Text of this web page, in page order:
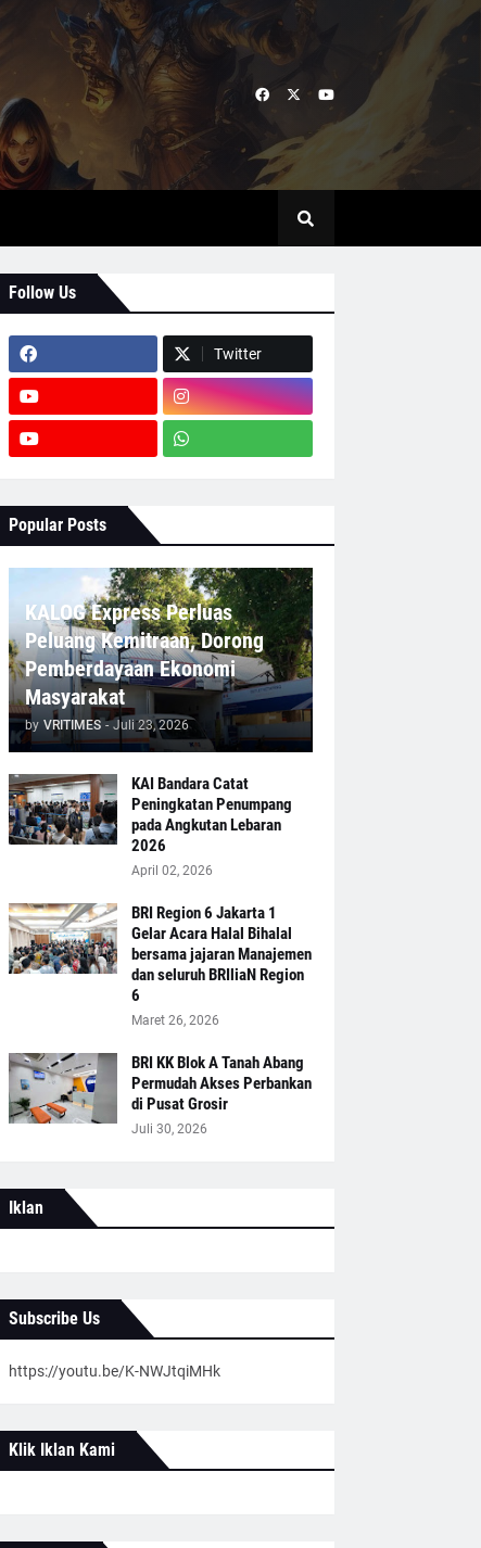
Follow Us
Twitter
Popular Posts
KALOG Express Perluas
Peluang Kemitraan, Dorong
Pemberdayaan Ekonomi
Masyarakat
by VRITIMES - Juli 23, 2026
KAI Bandara Catat
Peningkatan Penumpang
pada Angkutan Lebaran
2026
April 02, 2026
BRI Region 6 Jakarta 1
Gelar Acara Halal Bihalal
bersama jajaran Manajemen
dan seluruh BRIliaN Region
6
Maret 26, 2026
BRI KK Blok A Tanah Abang
Permudah Akses Perbankan
di Pusat Grosir
Juli 30, 2026
Iklan
Subscribe Us
https://youtu.be/K-NWJtqiMHk
Klik Iklan Kami